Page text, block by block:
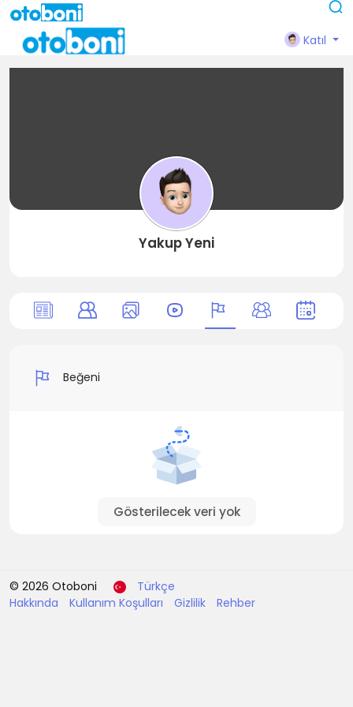
Katıl
Yakup Yeni
Beğeni
Gösterilecek veri yok
© 2026 Otoboni
Türkçe
Hakkında
Kullanım Koşulları Gizlilik Rehber